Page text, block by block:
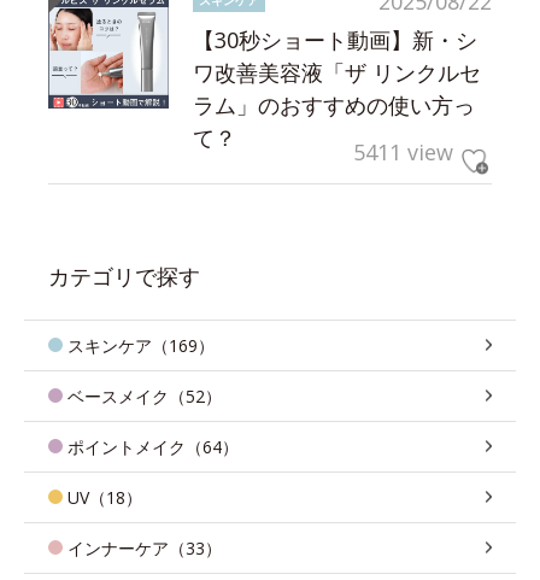
【30秒ショート動画】新・シ
ワ改善美容液「ザ リンクルセ
ラム」のおすすめの使い方っ
て？
5411 view
カテゴリで探す
スキンケア（169）
ベースメイク（52）
ポイントメイク（64）
UV（18）
インナーケア（33）